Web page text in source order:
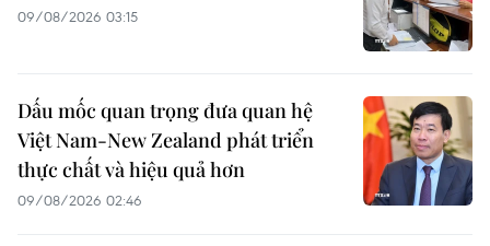
09/08/2026 03:15
Dấu mốc quan trọng đưa quan hệ
Việt Nam-New Zealand phát triển
thực chất và hiệu quả hơn
09/08/2026 02:46